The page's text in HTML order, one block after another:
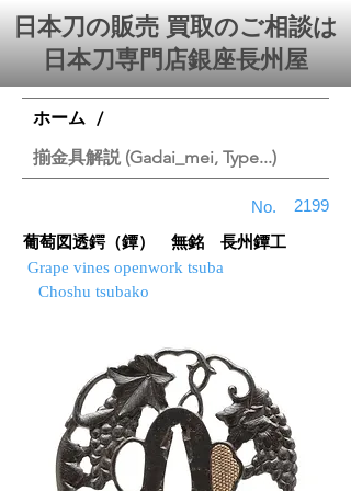
日本刀の販売 買取のご相談は
日本刀専門店銀座⻑州屋
ホーム /
揃金具解説 (Gadai_mei, Type...)
No. 2199
葡萄図透鍔（鐔） 無銘 長州鐔工
Grape vines openwork tsuba
Choshu tsubako